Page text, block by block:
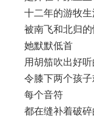
十二年的游牧生
被南飞和北归的
她默默低首
用胡笳吹出好听
令膝下两个孩子
每个音符
都在缝补着破碎